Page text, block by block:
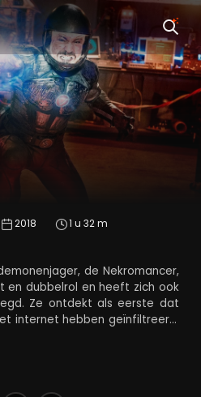
2018 1 u 32 m
de Nekromancer,
en dubbelrol en heeft zich ook
Ze ontdekt als eerste dat
internet hebben geïnfiltreerd.
North zich in de strijd,